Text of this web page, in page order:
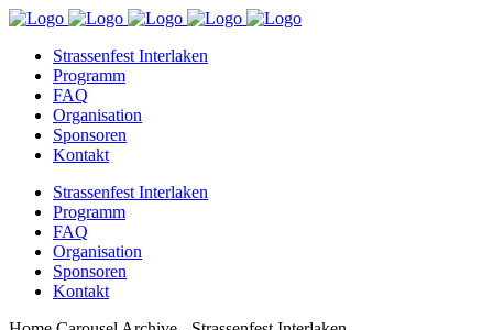
Strassenfest Interlaken
Programm
FAQ
Organisation
Sponsoren
Kontakt
Strassenfest Interlaken
Programm
FAQ
Organisation
Sponsoren
Kontakt